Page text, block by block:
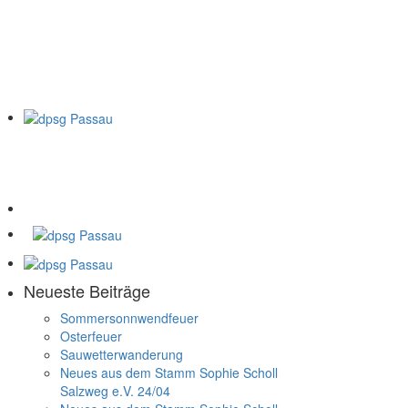
Neueste Beiträge
Sommersonnwendfeuer
Osterfeuer
Sauwetterwanderung
Neues aus dem Stamm Sophie Scholl
Salzweg e.V. 24/04